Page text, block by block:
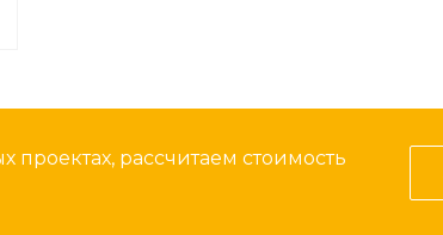
проектах, рассчитаем стоимость